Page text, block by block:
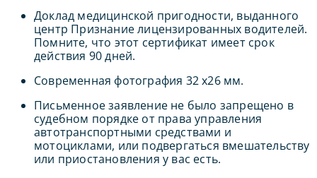
Доклад медицинской пригодности, выданного
центр Признание лицензированных водителей.
Помните, что этот сертификат имеет срок
действия 90 дней.
Современная фотография 32 x26 мм.
Письменное заявление не было запрещено в
судебном порядке от права управления
автотранспортными средствами и
мотоциклами, или подвергаться вмешательству
или приостановления у вас есть.